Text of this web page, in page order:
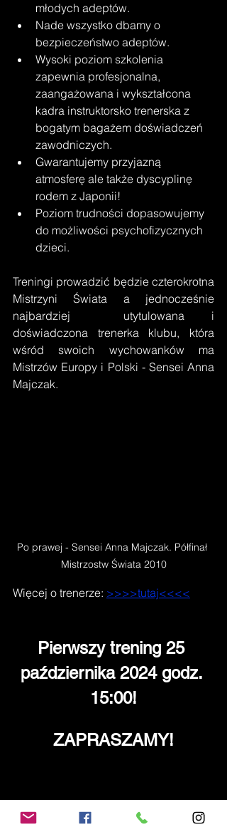
młodych adeptów.
Nade wszystko dbamy o
bezpieczeństwo adeptów.
Wysoki poziom szkolenia
zapewnia profesjonalna,
zaangażowana i wykształcona
kadra instruktorsko trenerska z
bogatym bagażem doświadczeń
zawodniczych.
Gwarantujemy przyjazną
atmosferę ale także dyscyplinę
rodem z Japonii!
Poziom trudności dopasowujemy
do możliwości psychofizycznych
dzieci.
Treningi prowadzić będzie czterokrotna
Mistrzyni Świata a jednocześnie
najbardziej  utytulowana i
doświadczona trenerka klubu, która
wśród swoich wychowanków ma
Mistrzów Europy i Polski - Sensei Anna
Majczak.
Po prawej - Sensei Anna Majczak. Półfinał
Mistrzostw Świata 2010
Więcej o trenerze: >>>>tutaj<<<<
Pierwszy trening 25
października 2024 godz.
15:00!
ZAPRASZAMY!